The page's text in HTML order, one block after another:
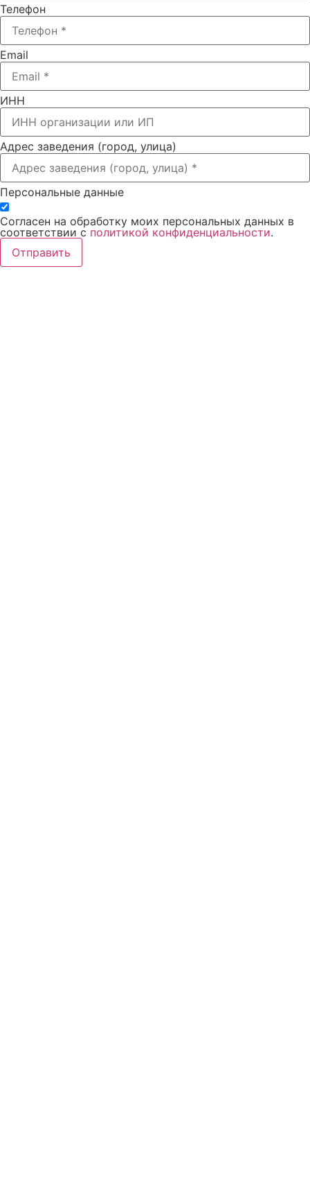
Телефон
Email
ИНН
Адрес заведения (город, улица)
Персональные данные
Согласен на обработку моих персональных данных в
соответствии с политикой конфиденциальности.
Отправить